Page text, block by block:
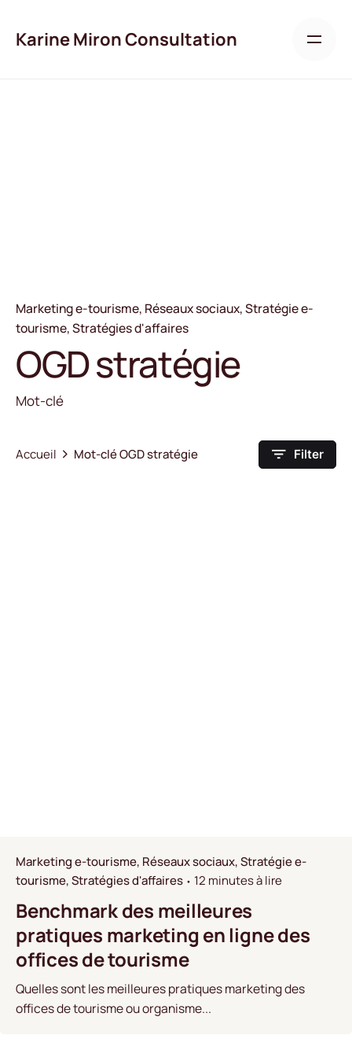
content
Karine Miron Consultation
Marketing e-tourisme Réseaux sociaux Stratégie e-
tourisme Stratégies d'affaires
OGD stratégie
Mot-clé
Accueil Mot-clé OGD stratégie Filter
Marketing e-tourisme Réseaux sociaux Stratégie e-
tourisme Stratégies d'affaires 12 minutes à lire
Benchmark des meilleures
pratiques marketing en ligne des
offices de tourisme
Quelles sont les meilleures pratiques marketing des
offices de tourisme ou organisme...